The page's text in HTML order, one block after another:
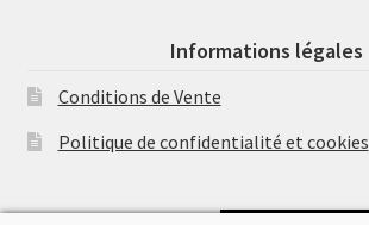
Informations légales
Conditions de Vente
Politique de confidentialité et cookies